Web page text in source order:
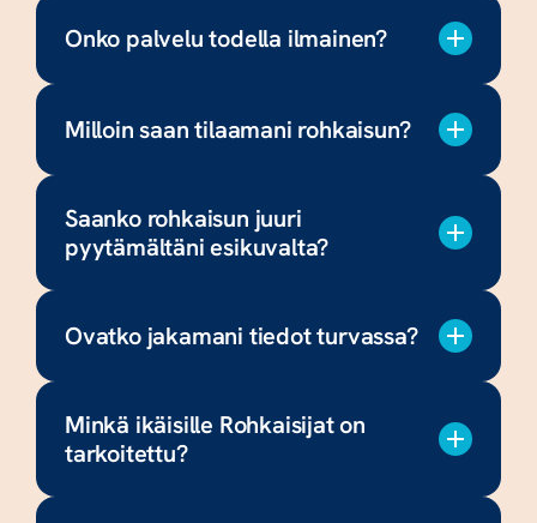
Onko palvelu todella ilmainen?
Milloin saan tilaamani rohkaisun?
Saanko rohkaisun juuri
pyytämältäni esikuvalta?
Ovatko jakamani tiedot turvassa?
Minkä ikäisille Rohkaisijat on
tarkoitettu?